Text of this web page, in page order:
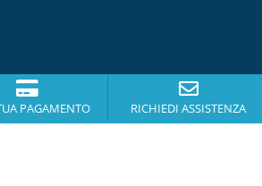
PAGAMENTO RICHIEDI ASSISTENZA